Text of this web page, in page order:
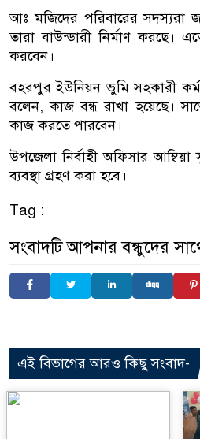
আঃ মজিদের পরিবারের সদস্যরা
তারা বাউন্ডারী নির্মাণ করছে।
করবেন।
বহরপুর ইউনিয়ন ভুমি সহকারী
বলেন, কাজ বন্ধ রাখা হয়েছে।
কাজ করতে পারবেন।
উপজেলা নির্বাহী অফিসার
ব্যবস্থা গ্রহণ করা হবে।
Tag :
সংবাদটি আপনার বন্ধুদের
এই বিভাগের আরও কিছু সংবাদ-